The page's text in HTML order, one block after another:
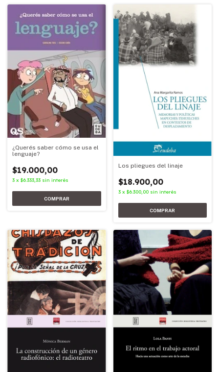
¿Querés saber cómo se usa el
lenguaje?
$19.000,00
3 x $6.333,33 sin interés
Los pliegues del linaje
$18.900,00
3 x $6.300,00 sin interés